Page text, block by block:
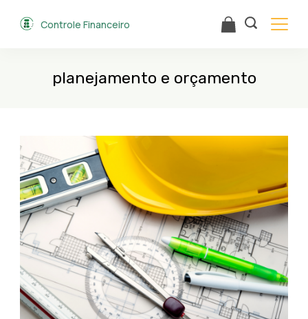
Controle Financeiro
planejamento e orçamento